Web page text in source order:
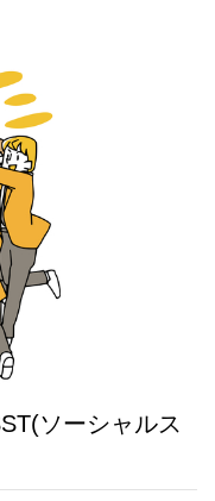
ソーシャルス